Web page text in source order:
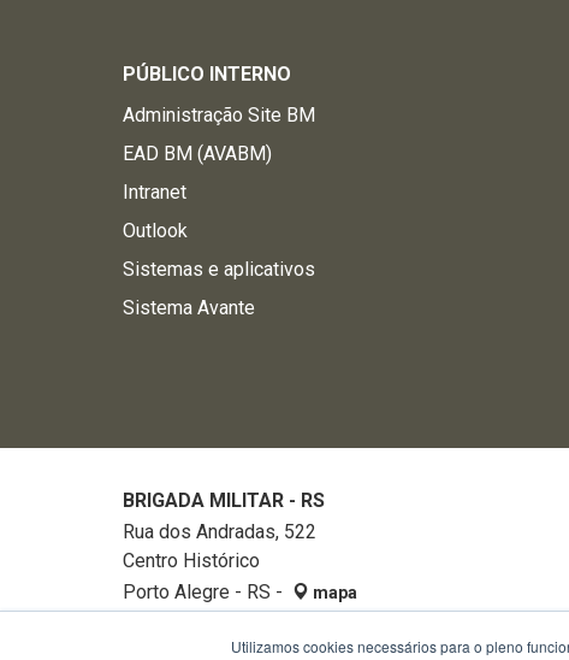
PÚBLICO INTERNO
Administração Site BM
EAD BM (AVABM)
Intranet
Outlook
Sistemas e aplicativos
Sistema Avante
BRIGADA MILITAR - RS
Rua dos Andradas, 522
Centro Histórico
Porto Alegre - RS -
mapa
32882740Utilizamos cookies necessários para o pleno